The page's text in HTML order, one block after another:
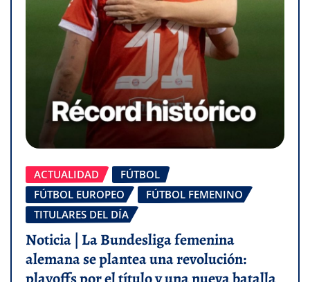
ACTUALIDAD
FÚTBOL
FÚTBOL EUROPEO
FÚTBOL FEMENINO
TITULARES DEL DÍA
Noticia | La Bundesliga femenina
alemana se plantea una revolución: